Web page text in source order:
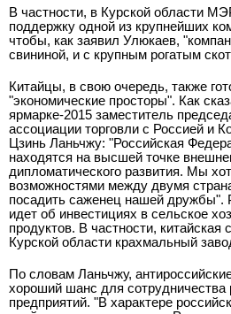
В частности, в Курской области
поддержку одной из крупнейших
чтобы, как заявил Улюкаев,
свининой, и с крупным рогатым
Китайцы, в свою очередь, также
"экономические просторы". Как
ярмарке-2015 заместитель
ассоциации торговли с Россией и
Цзинь Ланьчжу: "Российская
находятся на высшей точке
дипломатического развития. Мы
возможностями между двумя
посадить саженец нашей дружбы".
идет об инвестициях в сельское
продуктов. В частности, китайская
Курской области крахмальный
По словам Ланьчжу,
хороший шанс для сотрудничества
предприятий. "В характере